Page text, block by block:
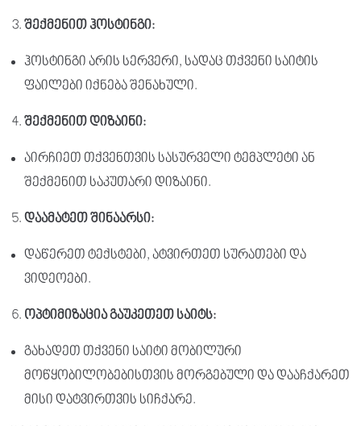
შექმენით ჰოსტინგი:
ჰოსტინგი არის სერვერი, სადაც თქვენი საიტის
ფაილები იქნება შენახული.
შექმენითდიზაინი:
აირჩიეთ თქვენთვის სასურველი ტემპლეტი ან
შექმენით საკუთარი დიზაინი.
დაამატეთშინაარსი:
დაწერეთ ტექსტები, ატვირთეთ სურათები და
ვიდეოები.
ოპტიმიზაციაგაუკეთეთ საიტს:
გახადეთ თქვენი საიტი მობილური
მოწყობილობებისთვის მორგებული და დააჩქარეთ
მისი დატვირთვის სიჩქარე.